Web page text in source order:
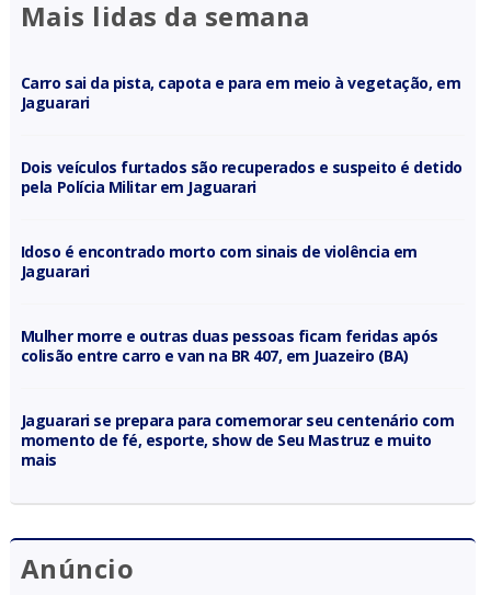
Mais lidas da semana
Carro sai da pista, capota e para em meio à vegetação, em
Jaguarari
Dois veículos furtados são recuperados e suspeito é detido
pela Polícia Militar em Jaguarari
Idoso é encontrado morto com sinais de violência em
Jaguarari
Mulher morre e outras duas pessoas ficam feridas após
colisão entre carro e van na BR 407, em Juazeiro (BA)
Jaguarari se prepara para comemorar seu centenário com
momento de fé, esporte, show de Seu Mastruz e muito
mais
Anúncio